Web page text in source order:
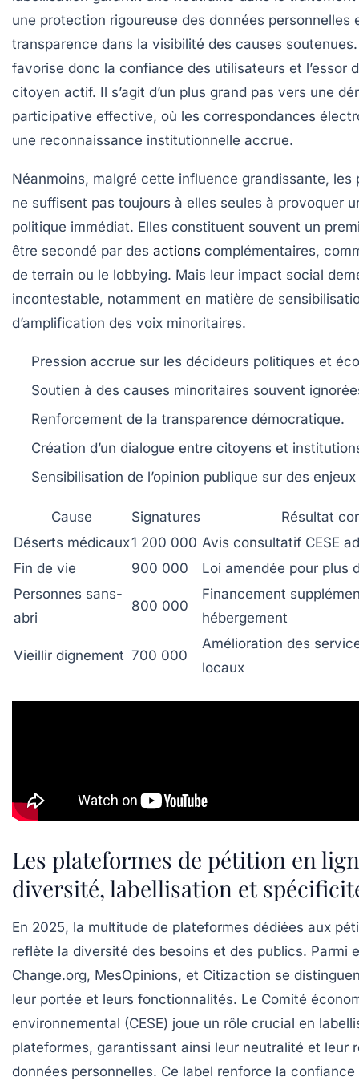
une protection rigoureuse des données personnelles
transparence dans la visibilité des causes
favorise donc la confiance des utilisateurs et l’essor
citoyen actif. Il s’agit d’un plus grand pas vers une
participative effective, où les correspondances
une reconnaissance institutionnelle accrue.
Néanmoins, malgré cette influence grandissante, les
ne suffisent pas toujours à elles seules à provoquer
politique immédiat. Elles constituent souvent un
être secondé par des actions complémentaires,
de terrain ou le lobbying. Mais leur impact social
incontestable, notamment en matière de
d’amplification des voix minoritaires.
Pression accrue sur les décideurs politiques et
Soutien à des causes minoritaires souvent
Renforcement de la transparence démocratique.
Création d’un dialogue entre citoyens et
Sensibilisation de l’opinion publique sur des
Cause Signatures
Résultat
Déserts médicaux1 200 000 Avis consultatif CESE
Fin de vie
900 000
Loi amendée pour plus
Personnes sans-
abri
800 000
Financement
hébergement
Vieillir dignement 700 000
Amélioration des
locaux
Les plateformes de pétition en
diversité, labellisation et
En 2025, la multitude de plateformes dédiées aux
reflète la diversité des besoins et des publics. Parmi
Change.org, MesOpinions, et Citizaction se
leur portée et leurs fonctionnalités. Le Comité
environnemental (CESE) joue un rôle crucial en
plateformes, garantissant ainsi leur neutralité et leur
données personnelles. Ce label renforce la